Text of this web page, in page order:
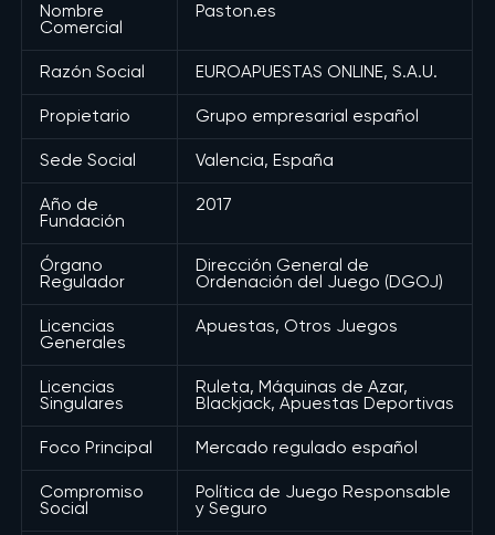
Nombre
Comercial
Paston.es
Razón Social EUROAPUESTAS ONLINE, S.A.U.
Propietario Grupo empresarial español
Sede Social Valencia, España
Año de
Fundación
2017
Órgano
Regulador
Dirección General de
Ordenación del Juego (DGOJ)
Licencias
Generales
Apuestas, Otros Juegos
Licencias
Singulares
Ruleta, Máquinas de Azar,
Blackjack, Apuestas Deportivas
Foco Principal Mercado regulado español
Compromiso
Social
Política de Juego Responsable
y Seguro